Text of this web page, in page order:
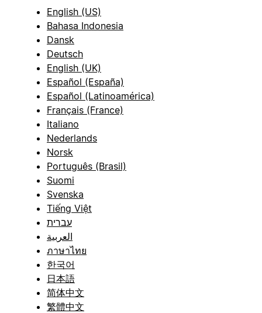
English (US)
Bahasa Indonesia
Dansk
Deutsch
English (UK)
Español (España)
Español (Latinoamérica)
Français (France)
Italiano
Nederlands
Norsk
Português (Brasil)
Suomi
Svenska
Tiếng Việt
עברית
العربية
ภาษาไทย
한국어
日本語
简体中文
繁體中文